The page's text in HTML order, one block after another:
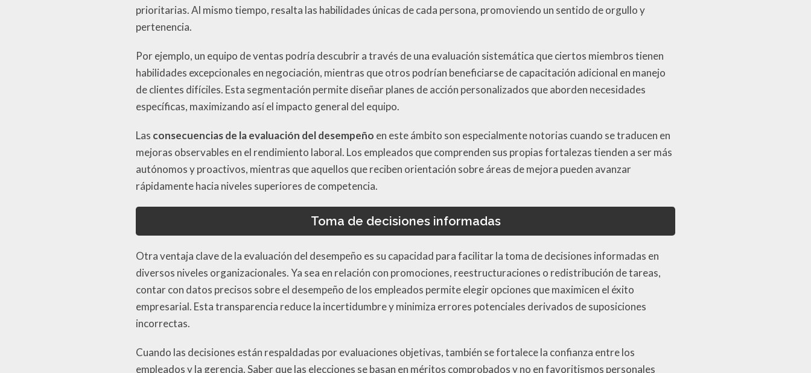
prioritarias. Al mismo tiempo, resalta las habilidades únicas de cada persona, promoviendo un sentido de orgullo y
pertenencia.
Por ejemplo, un equipo de ventas podría descubrir a través de una evaluación sistemática que ciertos miembros tienen
habilidades excepcionales en negociación, mientras que otros podrían beneficiarse de capacitación adicional en manejo
de clientes difíciles. Esta segmentación permite diseñar planes de acción personalizados que aborden necesidades
específicas, maximizando así el impacto general del equipo.
Las consecuencias de la evaluación del desempeño en este ámbito son especialmente notorias cuando se traducen en
mejoras observables en el rendimiento laboral. Los empleados que comprenden sus propias fortalezas tienden a ser más
autónomos y proactivos, mientras que aquellos que reciben orientación sobre áreas de mejora pueden avanzar
rápidamente hacia niveles superiores de competencia.
Toma de decisiones informadas
Otra ventaja clave de la evaluación del desempeño es su capacidad para facilitar la toma de decisiones informadas en
diversos niveles organizacionales. Ya sea en relación con promociones, reestructuraciones o redistribución de tareas,
contar con datos precisos sobre el desempeño de los empleados permite elegir opciones que maximicen el éxito
empresarial. Esta transparencia reduce la incertidumbre y minimiza errores potenciales derivados de suposiciones
incorrectas.
Cuando las decisiones están respaldadas por evaluaciones objetivas, también se fortalece la confianza entre los
empleados y la gerencia. Saber que las elecciones se basan en méritos comprobados y no en favoritismos personales